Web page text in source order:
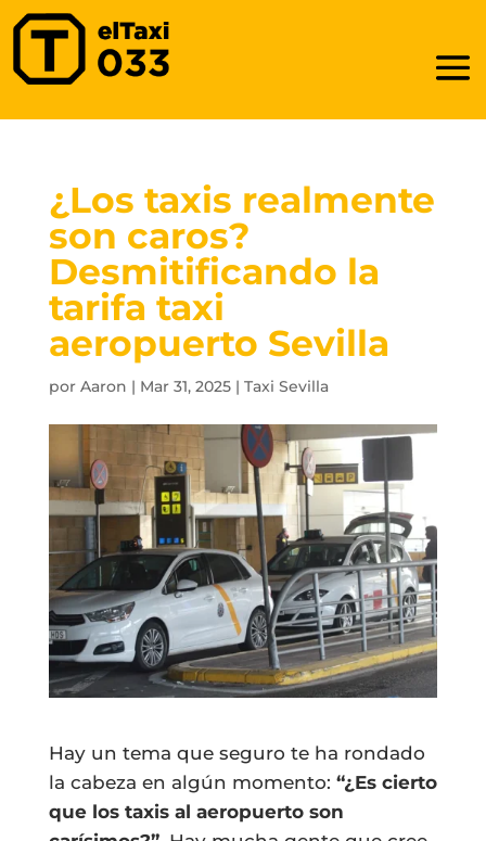
¿Los taxis realmente
son caros?
Desmitificando la
tarifa taxi
aeropuerto Sevilla
por Aaron | Mar 31, 2025| Taxi Sevilla
Hay un tema que seguro te ha rondado
la cabeza en algún momento: “¿Es cierto
que los taxis al aeropuerto son